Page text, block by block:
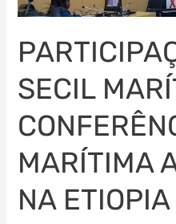
SECIL
MARÍTIMA
NA ETIOPIA